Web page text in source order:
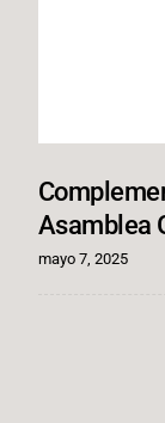
Asamblea
mayo 7, 2025